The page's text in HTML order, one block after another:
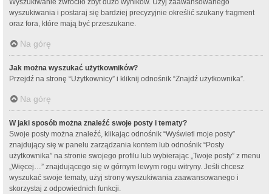
Wyszukiwanie zwróciło zbyt dużo wyników. Użyj zaawansowanego
wyszukiwania i postaraj się bardziej precyzyjnie określić szukany fragment
oraz fora, które mają być przeszukane.
Na górę
Jak można wyszukać użytkowników?
Przejdź na stronę “Użytkownicy” i kliknij odnośnik “Znajdź użytkownika”.
Na górę
W jaki sposób można znaleźć swoje posty i tematy?
Swoje posty można znaleźć, klikając odnośnik “Wyświetl moje posty”
znajdujący się w panelu zarządzania kontem lub odnośnik “Posty
użytkownika” na stronie swojego profilu lub wybierając „Twoje posty” z menu
„Więcej…” znajdującego się w górnym lewym rogu witryny. Jeśli chcesz
wyszukać swoje tematy, użyj strony wyszukiwania zaawansowanego i
skorzystaj z odpowiednich funkcji.